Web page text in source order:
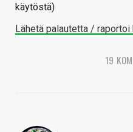
käytöstä)
Lähetä palautetta /
19